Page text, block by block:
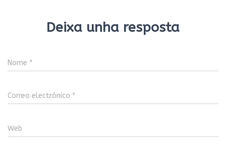
Deixa unha resposta
Nome *
Correo electrónico *
Web